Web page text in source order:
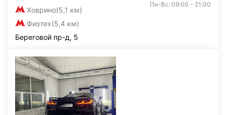
Ховрино(5,1 км)
Физтех(5,4 км)
Пн-Вс: 09:00 - 21:00
Береговой пр-д, 5